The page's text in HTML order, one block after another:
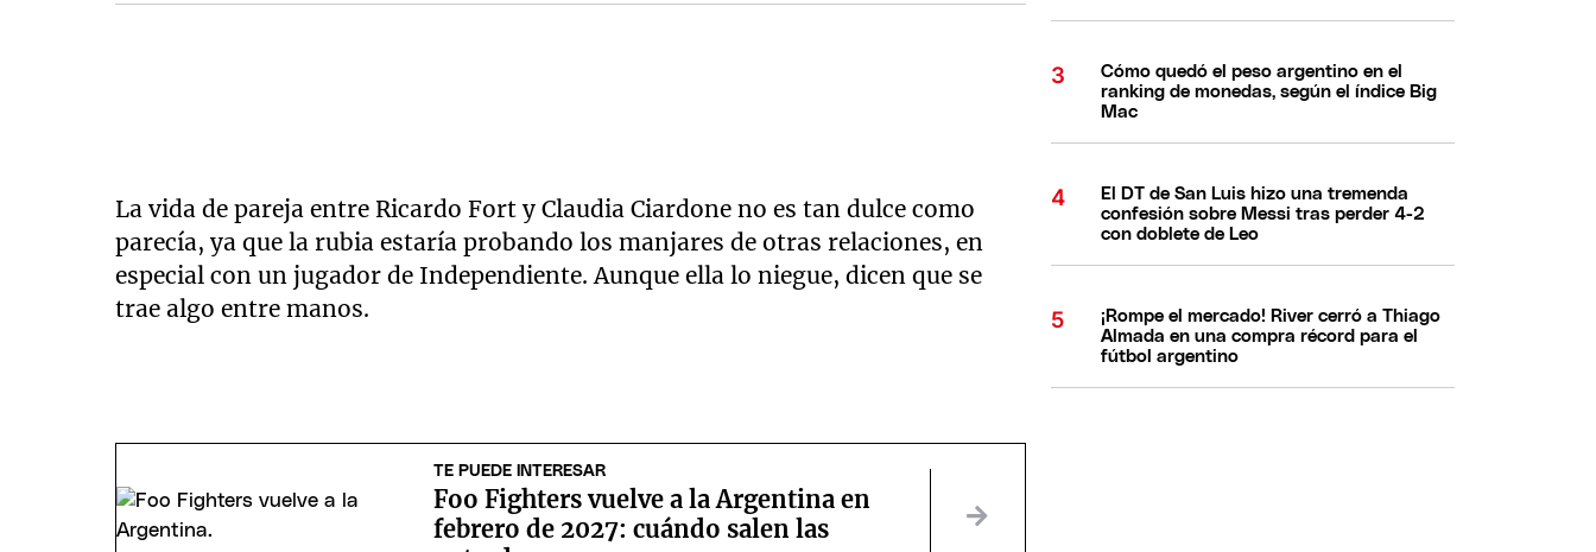
La vida de pareja entre Ricardo Fort y Claudia Ciardone no es tan dulce como
parecía, ya que la rubia estaría probando los manjares de otras relaciones, en
especial con un jugador de Independiente. Aunque ella lo niegue, dicen que se
trae algo entre manos.
TE PUEDE INTERESAR
Foo Fighters vuelve a la Argentina en
febrero de 2027: cuándo salen las
Cómo quedó el peso argentino en el
ranking de monedas, según el índice Big
Mac
El DT de San Luis hizo una tremenda
confesión sobre Messi tras perder 4-2
con doblete de Leo
¡Rompe el mercado! River cerró a Thiago
Almada en una compra récord para el
fútbol argentino